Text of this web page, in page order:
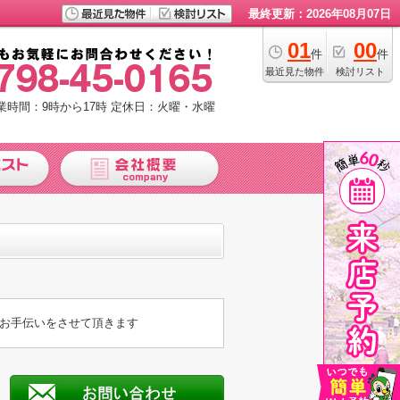
最終更新：2026年08月07日
01件
最近見た物件
00件
検討リスト
時間：9時から17時 定休日：火曜・水曜
手伝いをさせて頂きます